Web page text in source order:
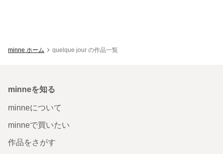
minne ホーム quelque jour の作品一覧
minneを知る
minneについて
minneで買いたい
作品をさがす